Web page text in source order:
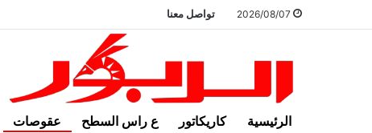
تواصل معنا
الرئيسية كاريكاتور ع راس السطح عقوصات